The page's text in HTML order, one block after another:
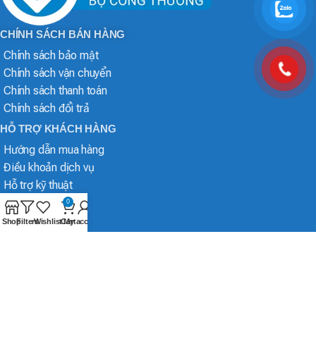
CHÍNH SÁCH BÁN HÀNG
Chính sách bảo mật
Chính sách vận chuyển
Chính sách thanh toán
Chính sách đổi trả
HỖ TRỢ KHÁCH HÀNG
Hướng dẫn mua hàng
Điều khoản dịch vụ
Hỗ trợ kỹ thuật
ShopFiltersWishlist
0
Cart
My account